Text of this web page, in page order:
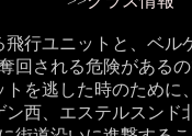
行ユニットと、ベル
回される危険がある
を逃した時のため
西、エステルスンド